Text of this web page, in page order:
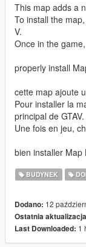
This map adds a
To install the
V.
Once in the
properly install
cette map ajoute
Pour installer la
principal de GTAV.
Une fois en jeu,
bien installer Map
BUDYNEK
Dodano: 12
Ostatnia
Last Downloaded: 1